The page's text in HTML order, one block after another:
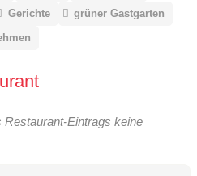
Gerichte
grüner Gastgarten
Restaurant-Eintrags keine